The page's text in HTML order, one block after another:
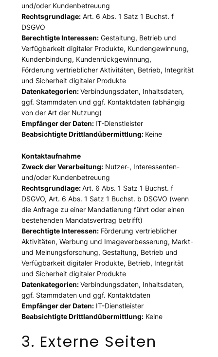
und/oder Kundenbetreuung
Rechtsgrundlage:Art. 6 Abs. 1 Satz 1 Buchst. f
DSGVO
Berechtigte Interessen:Gestaltung, Betrieb und
Verfügbarkeit digitaler Produkte, Kundengewinnung,
Kundenbindung, Kundenrückgewinnung,
Förderung vertrieblicher Aktivitäten, Betrieb, Integrität
und Sicherheit digitaler Produkte
Datenkategorien:Verbindungsdaten, Inhaltsdaten,
ggf. Stammdaten und ggf. Kontaktdaten (abhängig
von der Art der Nutzung)
Empfänger der Daten: IT-Dienstleister
Beabsichtigte Drittlandübermittlung: Keine
Kontaktaufnahme
Zweck der Verarbeitung:Nutzer-, Interessenten-
und/oder Kundenbetreuung
Rechtsgrundlage:Art. 6 Abs. 1 Satz 1 Buchst. f
DSGVO, Art. 6 Abs. 1 Satz 1 Buchst. b DSGVO (wenn
die Anfrage zu einer Mandatierung führt oder einen
bestehenden Mandatsvertrag betrifft)
Berechtigte Interessen:Förderung vertrieblicher
Aktivitäten, Werbung und Imageverbesserung, Markt-
und Meinungsforschung, Gestaltung, Betrieb und
Verfügbarkeit digitaler Produkte, Betrieb, Integrität
und Sicherheit digitaler Produkte
Datenkategorien:Verbindungsdaten, Inhaltsdaten,
ggf. Stammdaten und ggf. Kontaktdaten
Empfänger der Daten:IT-Dienstleister
Beabsichtigte Drittlandübermittlung:Keine
3. Externe Seiten